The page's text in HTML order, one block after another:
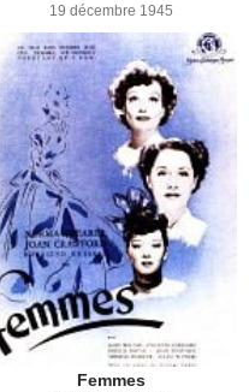
19 décembre 1945
Femmes